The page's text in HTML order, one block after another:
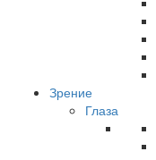
Зрение
Глаза